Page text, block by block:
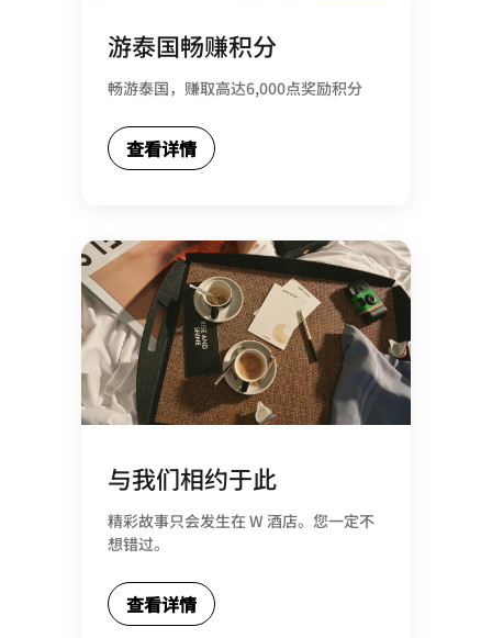
游泰国畅赚积分
畅游泰国，赚取高达6,000点奖励积分
查看详情
与我们相约于此
精彩故事只会发生在 W 酒店。您一定不
想错过。
查看详情